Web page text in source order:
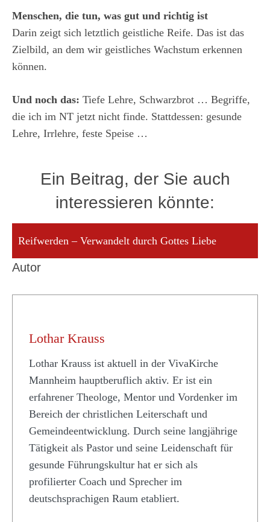
Menschen, die tun, was gut und richtig ist
Darin zeigt sich letztlich geistliche Reife. Das ist das
Zielbild, an dem wir geistliches Wachstum erkennen
können.
Und noch das: Tiefe Lehre, Schwarzbrot … Begriffe,
die ich im NT jetzt nicht finde. Stattdessen: gesunde
Lehre, Irrlehre, feste Speise …
Ein Beitrag, der Sie auch
interessieren könnte:
Reifwerden – Verwandelt durch Gottes Liebe
Autor
Lothar Krauss
Lothar Krauss ist aktuell in der VivaKirche
Mannheim hauptberuflich aktiv. Er ist ein
erfahrener Theologe, Mentor und Vordenker im
Bereich der christlichen Leiterschaft und
Gemeindeentwicklung. Durch seine langjährige
Tätigkeit als Pastor und seine Leidenschaft für
gesunde Führungskultur hat er sich als
profilierter Coach und Sprecher im
deutschsprachigen Raum etabliert.